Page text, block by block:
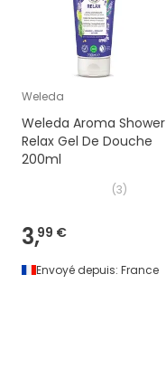
Weleda
Weleda Aroma Shower
Relax Gel De Douche
200ml
(3)
3,99 €
Envoyé depuis: France